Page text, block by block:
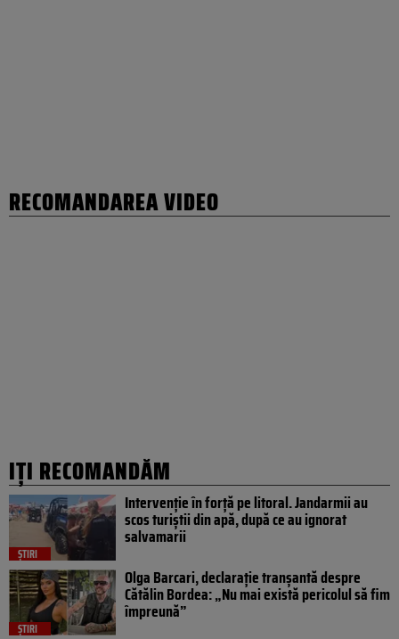
RECOMANDAREA VIDEO
IȚI RECOMANDĂM
ȘTIRI
Intervenție în forță pe litoral. Jandarmii au
scos turiștii din apă, după ce au ignorat
salvamarii
ȘTIRI
Olga Barcari, declarație tranșantă despre
Cătălin Bordea: „Nu mai există pericolul să fim
împreună”